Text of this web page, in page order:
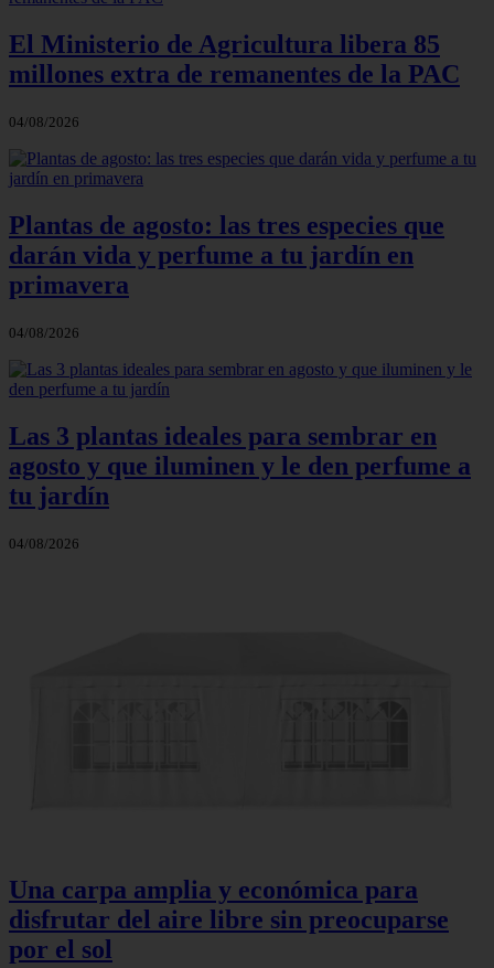
El Ministerio de Agricultura libera 85
millones extra de remanentes de la PAC
04/08/2026
Plantas de agosto: las tres especies que
darán vida y perfume a tu jardín en
primavera
04/08/2026
Las 3 plantas ideales para sembrar en
agosto y que iluminen y le den perfume a
tu jardín
04/08/2026
Una carpa amplia y económica para
disfrutar del aire libre sin preocuparse
por el sol